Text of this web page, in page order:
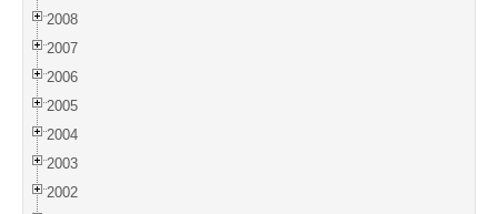
2008
2007
2006
2005
2004
2003
2002